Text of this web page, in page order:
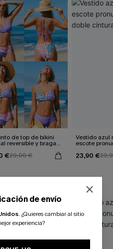
de top de bikini
reversible y braga
€29,00 €
Vestido azul
escote
23,90 €
de envío
. ¿Quieres cambiar al sitio
experiencia?